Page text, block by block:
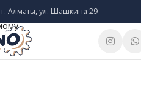
г. Алматы, ул. Шашкина 29